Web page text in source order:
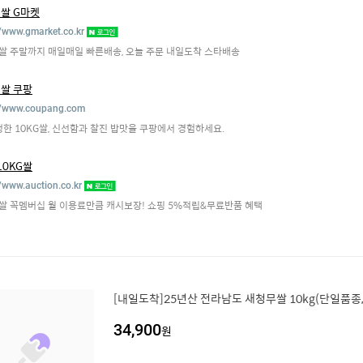
G마켓
주말까지 매일매일 빠른배송, 오늘 주문 내일도착 스타배송
쿠팡
한 10KG쌀, 신선함과 찰진 밥맛을 쿠팡에서 경험하세요.
쌀
꼭멤버십 월 이용료만큼 캐시보장! 쇼핑 5%적립&무료반품 혜택
[내일도착]25년산 전라남도 새청무쌀 10kg(단일품
34,900원